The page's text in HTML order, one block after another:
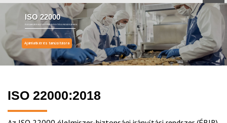
ÉLELMISZER-BIZTONSÁGI IRÁNYÍTÁSI RENDSZEREK
ISO 22000
Ajánlatkérés tanúsításra
ISO 22000:2018